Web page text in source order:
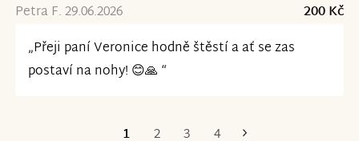
Petra F. 29.06.2026
200 Kč
„Přeji paní Veronice hodně štěstí a ať se zas
postaví na nohy! 😊🙏 “
1 2 3 4